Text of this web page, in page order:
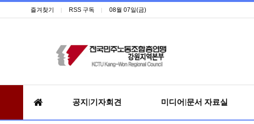
즐겨찾기 RSS 구독 08월 07일(금)
공지|기자회견 미디어|문서 자료실